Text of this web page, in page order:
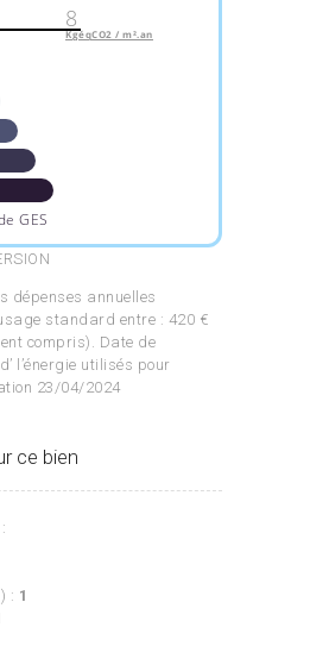
GES
8
KgéqCO2 / m².an
dépenses annuelles
standard entre : 420 €
compris). Date de
l’énergie utilisés pour
23/04/2024
ce bien
: 1